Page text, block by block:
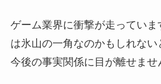
ゲーム業界に衝撃が走ってい
は氷山の一角なのかもしれない
今後の事実関係に目が離せませ